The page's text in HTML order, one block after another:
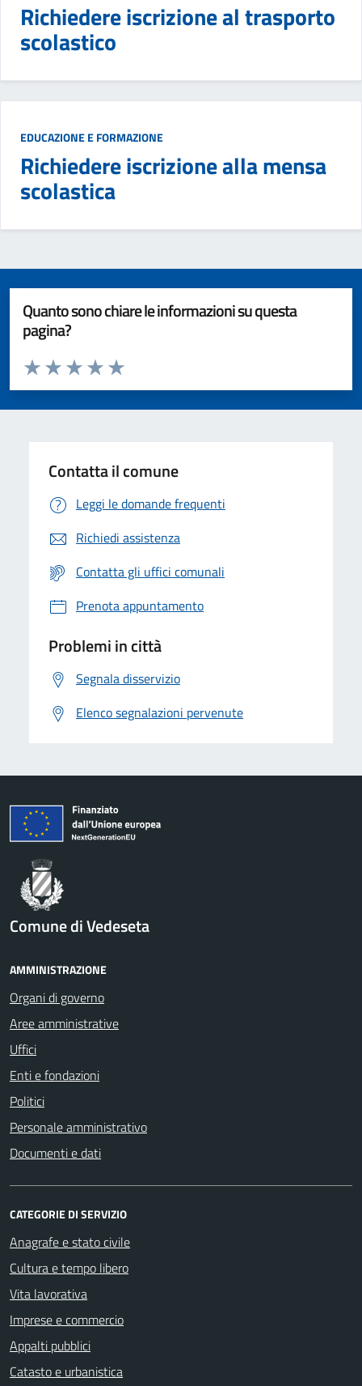
Richiedere iscrizione al trasporto
scolastico
EDUCAZIONE E FORMAZIONE
Richiedere iscrizione alla mensa
scolastica
Quanto sono chiare le informazioni su questa
pagina?
Valuta da 1 a 5 stelle la pagina
Valuta 5 stelle su 5
Valuta 4 stelle su 5
Valuta 3 stelle su 5
Valuta 2 stelle su 5
Valuta 1 stelle su 5
Contatta il comune
Leggi le domande frequenti
Richiedi assistenza
Contatta gli uffici comunali
Prenota appuntamento
Problemi in città
Segnala disservizio
Elenco segnalazioni pervenute
Comune di Vedeseta
AMMINISTRAZIONE
Organi di governo
Aree amministrative
Uffici
Enti e fondazioni
Politici
Personale amministrativo
Documenti e dati
CATEGORIE DI SERVIZIO
Anagrafe e stato civile
Cultura e tempo libero
Vita lavorativa
Imprese e commercio
Appalti pubblici
Catasto e urbanistica